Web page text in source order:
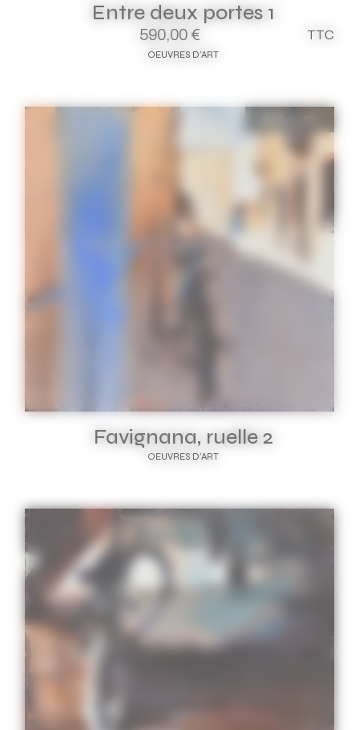
Entre deux portes 1
590,00 € TTC
OEUVRES D'ART
Favignana, ruelle 2
OEUVRES D'ART